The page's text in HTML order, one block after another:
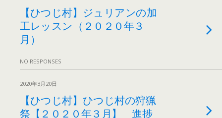
【ひつじ村】ジュリアンの加
工レッスン（２０２０年３
月）
NO RESPONSES
2020年3月20日
【ひつじ村】ひつじ村の狩猟
祭【２０２０年３月】 進捗